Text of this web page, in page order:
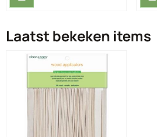
Laatst bekeken items